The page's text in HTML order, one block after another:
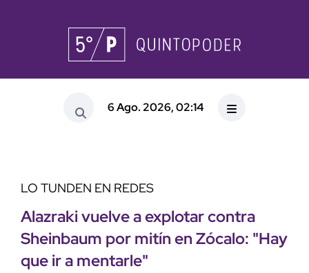
6 Ago. 2026, 02:14
LO TUNDEN EN REDES
Alazraki vuelve a explotar contra
Sheinbaum por mitín en Zócalo: "Hay
que ir a mentarle"